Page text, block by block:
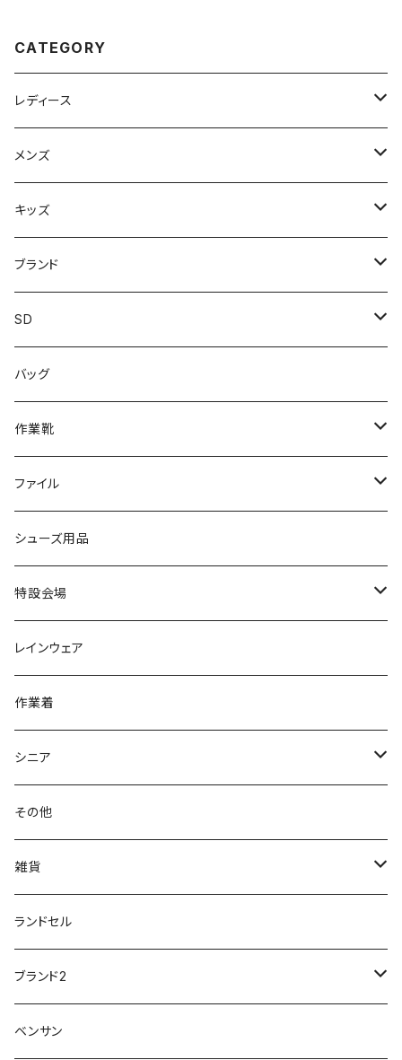
CATEGORY
レディース
スニーカー
上履き/スリッパ
レインシューズ
カジュアル
サンダル/クロッグ
ブーツ
作業靴
フォーマル/ビジネス/通学靴
学生靴
オフィスサンダル
メンズ
サンダル・スリッパ
メンズ\レインシューズ
スニーカー
上履き/スリッパ
カジュアル
スニーカー
サンダル/クロッグ
レインシューズ
作業靴
フォーマル/ビジネス/通学靴
学生靴
ビジネスシューズ
アウトドア/トレッキング
スポーツ
キッズ
スニーカー
レインシューズ
カジュアル
サンダル/クロッグ
フォーマル
アウトドア/トレッキング
上履き/スリッパ
ブランド
ブランド1
アディダス adidas
アシックス asics
アキレス Achilles
GIRARE
Field tex
イチマツ
ブランド3
ヨネックス YONEX
日進ゴム
パンジー Pansy
第一ゴム
ミレディ Milady
アディダス
ブランド2
スミクラ
コンバース CONVERSE
ネウシ NEUSHI
トパーズ TOPAZ
アシックス
スケッチャーズ
SD
エムディ企画
バッグ
作業靴
足袋
ナースシューズ
疲れにくいクッション性能
脱ぎ履き簡単
ファイル
20190123nsnk
20190211nattack
20200114ncv
20191223nrain
20190106nattack
20190223nkutu
20190501nnf
20200701nmensand
20200721nwsand
20190702caq
シューズ用品
特設会場
悩み解決
膝・腰痛
暑い、足汗、ムレ対策
レインアイテム
レインブーツ
防水シューズ
レインブーツ
アウトドア・トレッキング
動画でご紹介
フォーマル/ビジネス/通学靴
軽量
夏特集
レインウェア
作業着
シニア
カジュアル
カジュアルシューズ
紳士
婦人
その他
雑貨
雨具
傘
ランドセル
ブランド2
ノースフェイス
ベンサン